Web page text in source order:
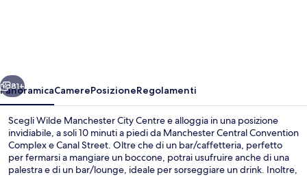
Avanti
81+
PanoramicaCamerePosizioneRegolamenti
Scegli Wilde Manchester City Centre e alloggia in una posizione
invidiabile, a soli 10 minuti a piedi da Manchester Central Convention
Complex e Canal Street. Oltre che di un bar/caffetteria, perfetto
per fermarsi a mangiare un boccone, potrai usufruire anche di una
palestra e di un bar/lounge, ideale per sorseggiare un drink. Inoltre,